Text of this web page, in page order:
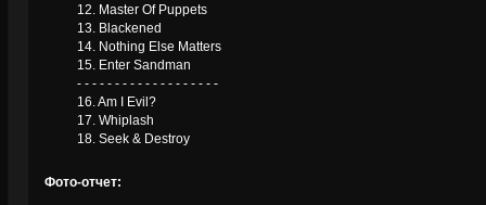
12. Master Of Puppets
13. Blackened
14. Nothing Else Matters
15. Enter Sandman
- - - - - - - - - - - - - - - - - - -
16. Am I Evil?
17. Whiplash
18. Seek & Destroy
Фото-отчет: